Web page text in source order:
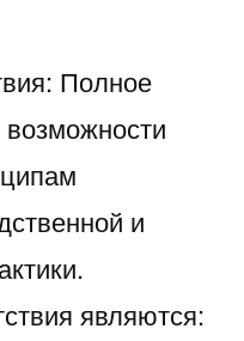
Полное
возможности
и
являются: